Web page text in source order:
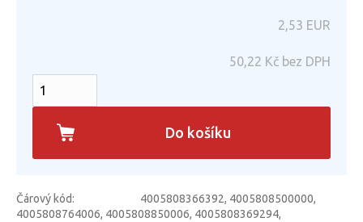
2,53 EUR
50,22 Kč bez DPH
Do košíku
Čárový kód:
4005808366392, 4005808500000,
4005808764006, 4005808850006, 4005808369294,